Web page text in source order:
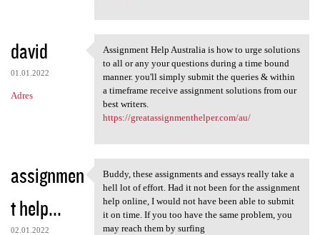
david
01.01.2022
Adres
Assignment Help Australia is
Assignment Help Australia is how to urge solutions
to all or any your questions during a time bound
manner. you'll simply submit the queries & within
a timeframe receive assignment solutions from our
best writers.
https://greatassignmenthelper.com/au/
assignmen
t help...
02.01.2022
Buddy, these assignments and
Buddy, these assignments and essays really take a
hell lot of effort. Had it not been for the assignment
help online, I would not have been able to submit
it on time. If you too have the same problem, you
may reach them by surfing